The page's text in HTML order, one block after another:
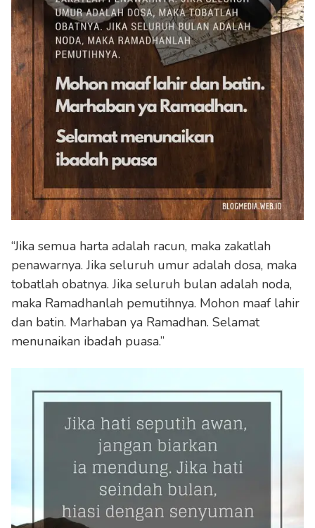
“Jika semua harta adalah racun, maka zakatlah
penawarnya. Jika seluruh umur adalah dosa, maka
tobatlah obatnya. Jika seluruh bulan adalah noda,
maka Ramadhanlah pemutihnya. Mohon maaf lahir
dan batin. Marhaban ya Ramadhan. Selamat
menunaikan ibadah puasa.”